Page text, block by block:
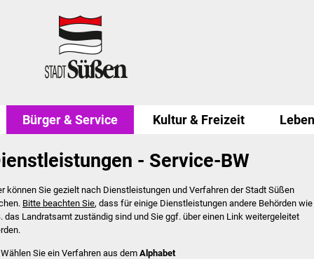
Bürger & Service Kultur & Freizeit
- Service-BW
können Sie gezielt nach Dienstleistungen und Verfahren der Stadt Süßen
Bitte beachten Sie, dass für einige Dienstleistungen andere Behörden wie
das Landratsamt zuständig sind und Sie ggf. über einen Link weitergeleitet
Wählen Sie ein Verfahren aus dem Alphabet